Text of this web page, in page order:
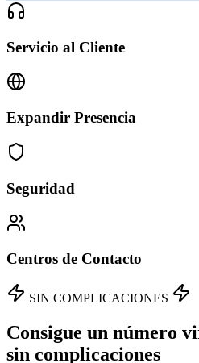
Servicio al Cliente
Expandir Presencia
Seguridad
Centros de Contacto
SIN COMPLICACIONES
Consigue un número
sin complicaciones